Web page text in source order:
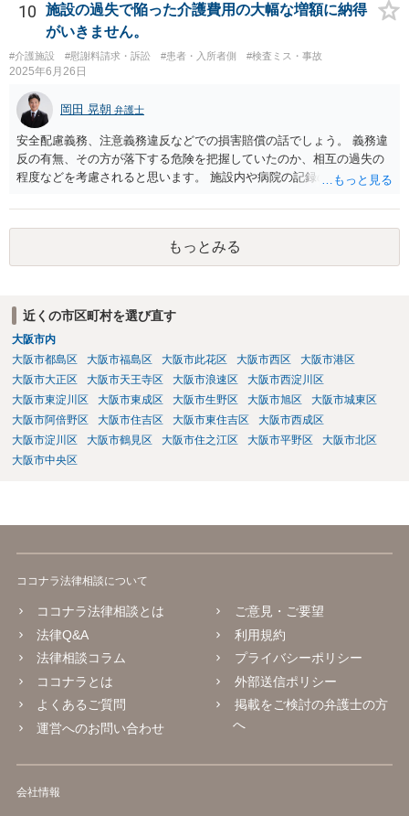
10
施設の過失で陥った介護費用の大幅な増額に納得
がいきません。
#介護施設 #慰謝料請求・訴訟 #患者・入所者側 #検査ミス・事故
2025年6月26日
岡田 晃朝 弁護士
安全配慮義務、注意義務違反などでの損害賠償の話でしょう。 義務違
反の有無、その方が落下する危険を把握していたのか、相互の過失の
程度などを考慮されると思います。 施設内や病院の記録の取得が必要
には会えて連絡せずに、証拠保全の手続きの検討も必要です（不意打
ちで、事務所内の証拠を押さえます。ただし費用が掛かりますし、あ
る程度証拠が事務所にあること、証拠の特定が出来なければなりませ
ん）。
もっとみる
近くの市区町村を選び直す
大阪市内
大阪市都島区
大阪市福島区 大阪市此花区 大阪市西区
大阪市港区
大阪市大正区
大阪市天王寺区 大阪市浪速区
大阪市西淀川区
大阪市東淀川区
大阪市東成区 大阪市生野区 大阪市旭区
大阪市城東区
大阪市阿倍野区
大阪市住吉区 大阪市東住吉区
大阪市西成区
大阪市淀川区
大阪市鶴見区 大阪市住之江区 大阪市平野区
大阪市北区
大阪市中央区
ココナラ法律相談について
ココナラ法律相談とは
法律Q&A
法律相談コラム
ココナラとは
よくあるご質問
運営へのお問い合わせ
ご意見・ご要望
利用規約
プライバシーポリシー
外部送信ポリシー
掲載をご検討の弁護士の方
へ
会社情報